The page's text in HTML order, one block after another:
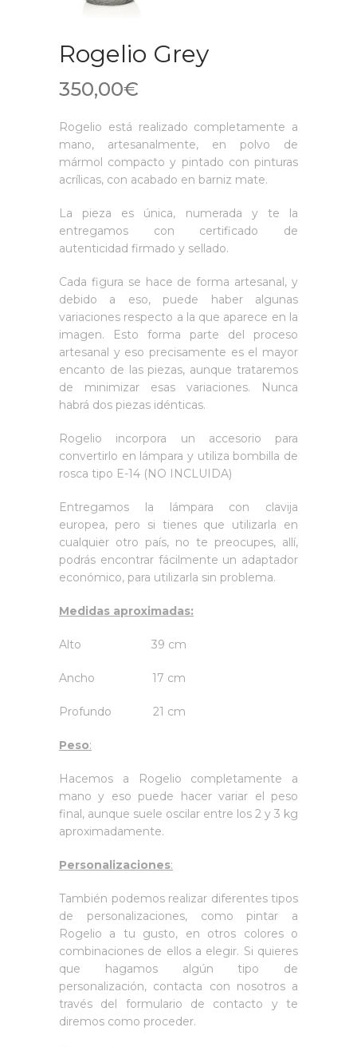
Rogelio Grey
350,00€
Rogelio está realizado completamente a
mano, artesanalmente, en polvo de
mármol compacto y pintado con pinturas
acrílicas, con acabado en barniz mate.
La pieza es única, numerada y te la
entregamos con certificado de
autenticidad firmado y sellado.
Cada figura se hace de forma artesanal, y
debido a eso, puede haber algunas
variaciones respecto a la que aparece en la
imagen. Esto forma parte del proceso
artesanal y eso precisamente es el mayor
encanto de las piezas, aunque trataremos
de minimizar esas variaciones. Nunca
habrá dos piezas idénticas.
Rogelio incorpora un accesorio para
convertirlo en lámpara y utiliza bombilla de
rosca tipo E-14 (NO INCLUIDA)
Entregamos la lámpara con clavija
europea, pero si tienes que utilizarla en
cualquier otro país, no te preocupes, allí,
podrás encontrar fácilmente un adaptador
económico, para utilizarla sin problema.
Medidas aproximadas:
Alto 39 cm
Ancho 17 cm
Profundo 21 cm
Peso:
Hacemos a Rogelio completamente a
mano y eso puede hacer variar el peso
final, aunque suele oscilar entre los 2 y 3 kg
aproximadamente.
Personalizaciones:
También podemos realizar diferentes tipos
de personalizaciones, como pintar a
Rogelio a tu gusto, en otros colores o
combinaciones de ellos a elegir. Si quieres
que hagamos algún tipo de
personalización, contacta con nosotros a
través del formulario de contacto y te
diremos como proceder.